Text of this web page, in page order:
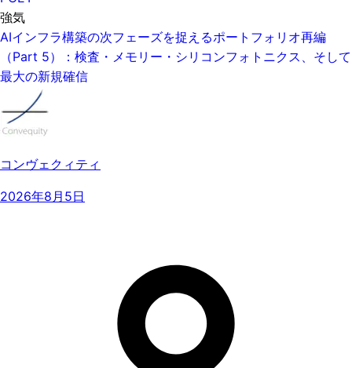
強気
AIインフラ構築の次フェーズを捉えるポートフォリオ再編
（Part 5）：検査・メモリー・シリコンフォトニクス、そして
最大の新規確信
コンヴェクィティ
2026年8月5日